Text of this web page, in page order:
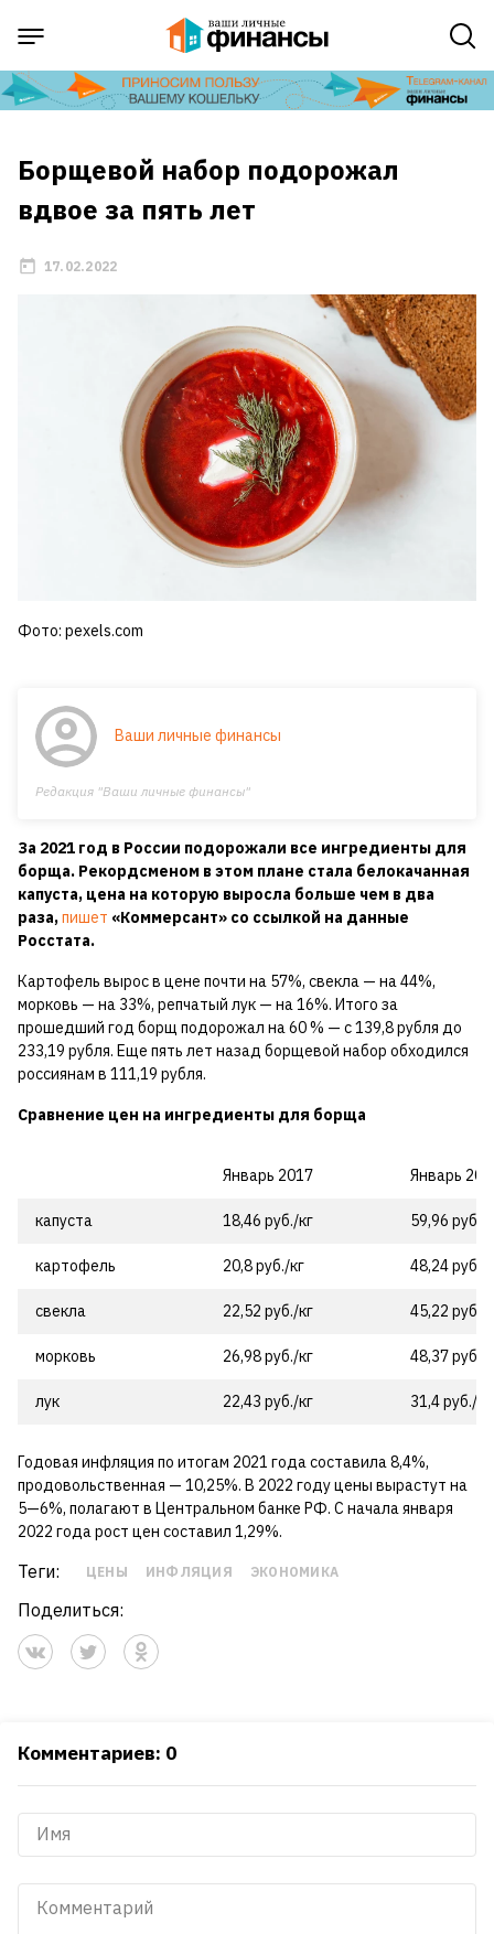
Борщевой набор подорожал
вдвое за пять лет
17.02.2022
Фото: pexels.com
Ваши личные финансы
Редакция "Ваши личные финансы"
За 2021 год в России подорожали все ингредиенты для
борща. Рекордсменом в этом плане стала белокачанная
капуста, цена на которую выросла больше чем в два
раза,пишет «Коммерсант» со ссылкой на данные
Росстата.
Картофель вырос в цене почти на 57%, свекла — на 44%,
морковь — на 33%, репчатый лук — на 16%. Итого за
прошедший год борщ подорожал на 60 % — с 139,8 рубля до
233,19 рубля. Еще пять лет назад борщевой набор обходился
россиянам в 111,19 рубля.
Сравнение цен на ингредиенты для борща
Январь 2017 Январь
капуста 18,46 руб./кг 59,96 руб./
картофель 20,8 руб./кг 48,24 руб./
свекла 22,52 руб./кг 45,22 руб./
морковь 26,98 руб./кг 48,37 руб./
лук 22,43 руб./кг 31,4 руб./кг
Годовая инфляция по итогам 2021 года составила 8,4%,
продовольственная — 10,25%. В 2022 году цены вырастут на
5—6%, полагают в Центральном банке РФ. С начала января
2022 года рост цен составил 1,29%.
Теги: ЦЕНЫ ИНФЛЯЦИЯ ЭКОНОМИКА
Поделиться:
Комментариев: 0